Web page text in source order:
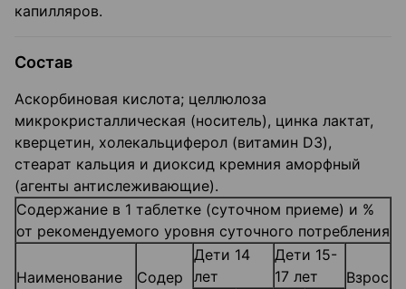
капилляров.
Состав
Аскорбиновая кислота; целлюлоза
микрокристаллическая (носитель), цинка лактат,
кверцетин, холекальциферол (витамин D3),
стеарат кальция и диоксид кремния аморфный
(агенты антислеживающие).
Содержание в 1 таблетке (суточном приеме) и %
от рекомендуемого уровня суточного потребления
Наименование
Содер
Дети 14
лет
Дети 15-
17 лет
Взрос